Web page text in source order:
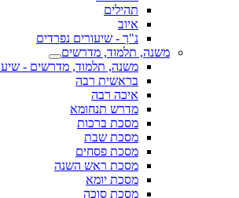
תהילים
איוב
נ"ך - שיעורים נפרדים
משנה, תלמוד, מדרשים
משנה, תלמוד, מדרשים -
בראשית רבה
איכה רבה
מדרש תנחומא
מסכת ברכות
מסכת שבת
מסכת פסחים
מסכת ראש השנה
מסכת יומא
מסכת סוכה